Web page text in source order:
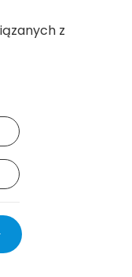
Baltrade sp. z o.o.
298 Gdańsk.
z